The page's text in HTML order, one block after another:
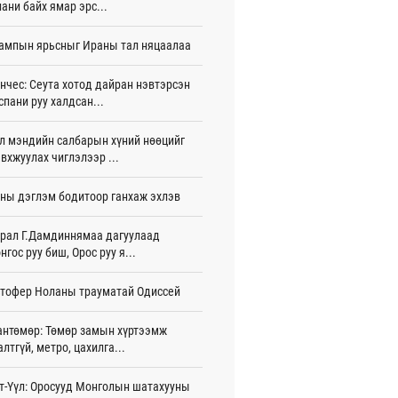
авлаа
15 цаг 50 мин
өрсөлдөж байна
15 цаг 45 мин
Польшийн соёл, аялал
хамтын ажиллагааг
энхийг сахиулах сургуулилтад
газрын зураг”-ийн хэвлэмэл
аваарай
13 цаг 35 мин
нуур төрийн тэргүүнийг маань
байх ямар эрс...
ярьсныг Ираны тал няцаалаа
Сеута хотод дайран нэвтэрсэн
руу халдсан...
мэндийн салбарын хүний нөөцийг
чиглэлээр ...
дэглэм бодитоор ганхаж эхлэв
Г.Дамдиннямаа дагуулаад
руу биш, Орос руу я...
Ноланы трауматай Одиссей
Төмөр замын хүртээмж
метро, цахилга...
Үүл: Оросууд Монголын шатахууны